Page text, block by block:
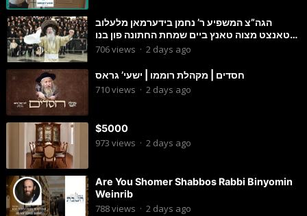
הגה”צ המשפיע ר’ נחמן בידערמאן מלעלוב
טאנצט מצוה טאנץ ביים שמחת החתונה פון בנו
החתן
706views · 2 days ago
חסדים | מקהלת רוממו | ישעי’ גראס
710views · 2 days ago
$5000
973 views · 2 days ago
Are You Shomer Shabbos Rabbi Binyomin
Weinrib
788views · 2 days ago